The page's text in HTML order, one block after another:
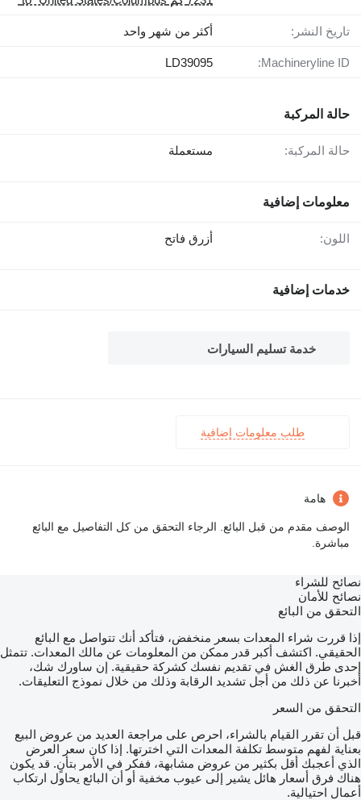
تاريخ النشر: أكثر من شهر واحد
Machineryline ID:
LD39095
حالة المركبة
حالة المركبة: مستعملة
معلومات إضافية
اللون: أزرق فاتح
خدمات إضافية
خدمة تسليم السيارات
طلب معلومات إضافية
هامة
الوصف مقدم من قبل البائع. الرجاء التحقق من كل التفاصيل مع البائع
مباشرة.
نصائح للشراء
نصائح للأمان
التحقق من البائع
إذا قررت شراء المعدات بسعر منخفض، فتأكد أنك تتواصل مع البائع
الحقيقي. اكتشف أكبر قدر ممكن من المعلومات عن مالك المعدات. تتمثل
إحدى طرق الغش في تقديم نفسك كشركة حقيقية. إن ساورك شك،
أخبرنا عن ذلك من أجل تشديد الرقابة وذلك من خلال نموذج التعليقات.
التحقق من السعر
قبل أن تقرر القيام بالشراء، احرص على مراجعة العديد من عروض البيع
بعناية لفهم متوسط تكلفة المعدات التي اخترتها. إذا كان سعر العرض
الذي أعجبك أقل بكثير من عروض مشابهة، ففكر في الأمر بتأنٍ. قد يكون
هناك فرق أسعار هائل يشير إلى عيوب مخفية أو أن البائع يحاول ارتكاب
أعمال احتيالية.